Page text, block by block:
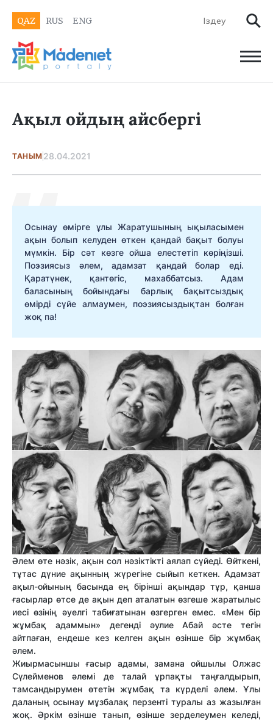
QAZ RUS ENG
Ақыл ойдың айсбергі
ТАНЫМ 28.04.2021
Осынау өмірге ұлы Жаратушының ықыласымен
ақын болып келуден өткен қандай бақыт болуы
мүмкін. Бір сәт көзге ойша елестетіп көріңізші.
Поэзиясыз әлем, адамзат қандай болар еді.
Қаратүнек, қантөгіс, махаббатсыз. Адам
баласының бойындағы барлық бақытсыздық
өмірді сүйе алмаумен, поэзиясыздықтан болған
жоқ па!
Әлем өте нәзік, ақын сол нәзіктікті аялап сүйеді. Өйткені,
тұтас дүние ақынның жүрегіне сыйып кеткен. Адамзат
ақыл-ойының басында ең бірінші ақындар тұр, қанша
ғасырлар өтсе де ақын деп аталатын өзгеше жаратылыс
иесі өзінің әуелгі табиғатынан өзгерген емес. «Мен бір
жұмбақ адаммын» дегенді әулие Абай әсте тегін
айтпаған, ендеше кез келген ақын өзінше бір жұмбақ
әлем.
Жиырмасыншы ғасыр адамы, замана ойшылы Олжас
Сүлейменов әлемі де талай ұрпақты таңғалдырып,
тамсандырумен өтетін жұмбақ та күрделі әлем. Ұлы
даланың осынау мұзбалақ перзенті туралы аз жазылған
жоқ. Әркім өзінше танып, өзінше зерделеумен келеді,